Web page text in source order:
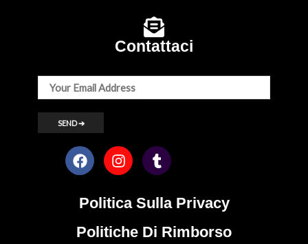
Contattaci
Politica Sulla Privacy
Politiche Di Rimborso